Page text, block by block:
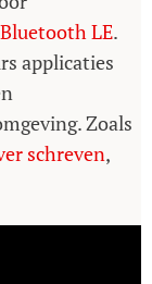
Bluetooth LE.
applicaties
Zoals
schreven,